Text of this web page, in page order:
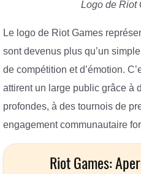
Logo de Riot
Le logo de Riot Games
sont devenus plus qu’un
de compétition et d’émotion.
attirent un large public grâce à
profondes, à des tournois de
engagement communautaire
Riot Games: